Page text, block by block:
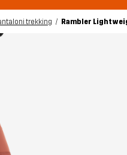
trekking Rambler